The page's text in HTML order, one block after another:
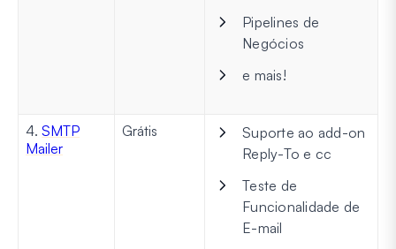
Pipelines de
Negócios
e mais!
4. SMTP
Mailer
Grátis
Suporte ao add-on
Reply-To e cc
Teste de
Funcionalidade de
E-mail